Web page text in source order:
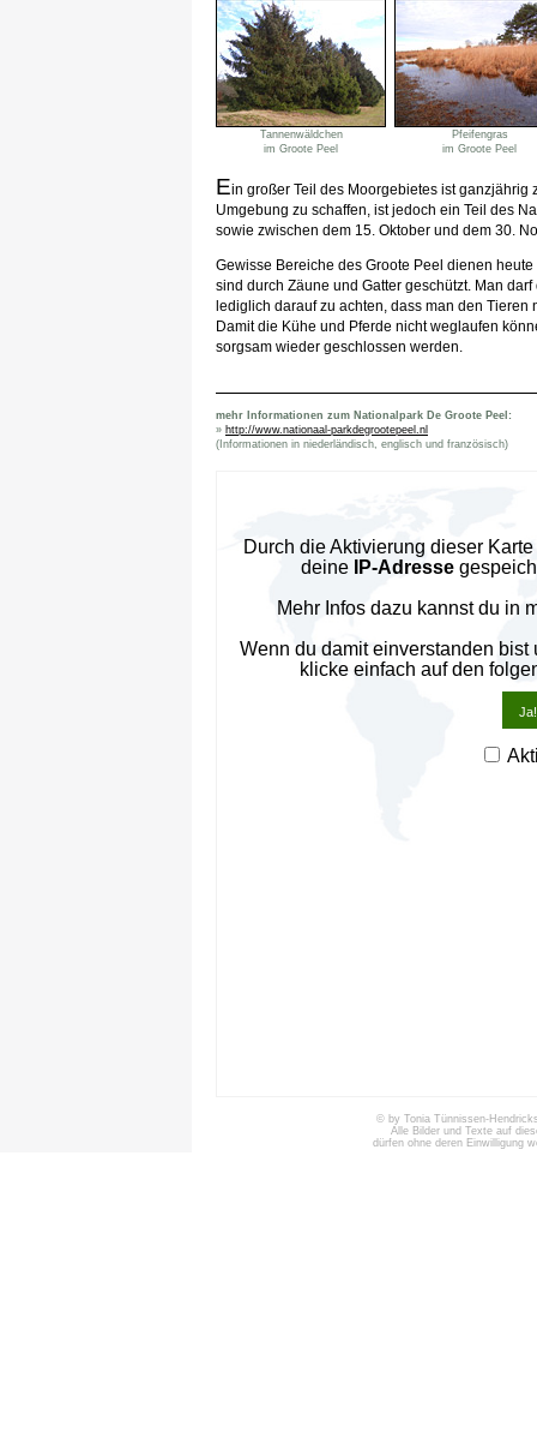
Tannenwäldchen
im Groote Peel
Pfeifengras
im Groote Peel
Ein großer Teil des Moorgebietes ist
Umgebung zu schaffen, ist jedoch ein Teil des
sowie zwischen dem 15. Oktober und dem 30.
Gewisse Bereiche des Groote Peel dienen
sind durch Zäune und Gatter geschützt. Man
lediglich darauf zu achten, dass man den Tieren
Damit die Kühe und Pferde nicht weglaufen
sorgsam wieder geschlossen werden.
mehr Informationen zum Nationalpark De Groote Peel:
» http://www.nationaal-parkdegrootepeel.nl
(Informationen in niederländisch, englisch und französisch)
Durch die Aktivierung dieser
deine
IP-Adresse
Mehr Infos dazu kannst du in
Wenn du damit einverstanden
klicke einfach auf den
© by Tonia Tünnissen-
Alle Bilder und Texte auf
dürfen ohne deren Einwilligung